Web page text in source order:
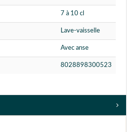
7 à 10 cl
Lave-vaisselle
Avec anse
8028898300523